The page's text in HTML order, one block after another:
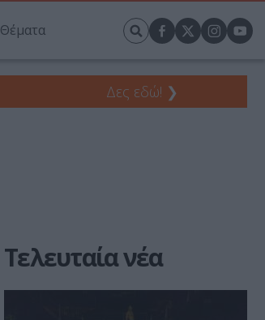
Θέματα
Δες εδώ! ❯
Τελευταία νέα